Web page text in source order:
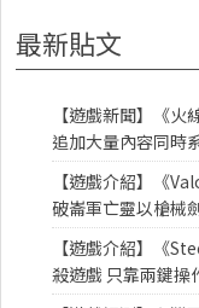
最新貼文
【遊戲新聞】《
追加大量內容同時
【遊戲介紹】《
破崙軍亡靈以槍械
【遊戲介紹】《
殺遊戲 只靠兩鍵操